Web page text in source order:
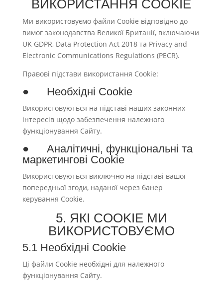
ВИКОРИСТАННЯ COOKIE
Ми використовуємо файли Cookie відповідно до
вимог законодавства Великої Британії, включаючи
UK GDPR, Data Protection Act 2018 та Privacy and
Electronic Communications Regulations (PECR).
Правові підстави використання Cookie:
● Необхідні Cookie
Використовуються на підставі наших законних
інтересів щодо забезпечення належного
функціонування Сайту.
● Аналітичні, функціональні та
маркетингові Cookie
Використовуються виключно на підставі вашої
попередньої згоди, наданої через банер
керування Cookie.
5. ЯКІ COOKIE МИ
ВИКОРИСТОВУЄМО
5.1 Необхідні Cookie
Ці файли Cookie необхідні для належного
функціонування Сайту.